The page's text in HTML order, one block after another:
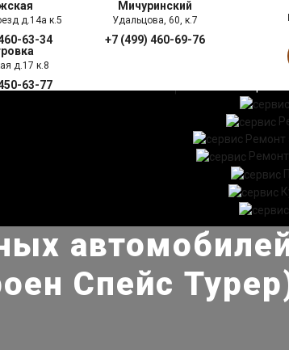
д.14а к.5
63-34
Мичуринский
Удальцова, 60, к.7
+7 (499) 460-69-76
д.17 к.8
63-77ПРАЙС ЛИСТ
Ремонт
Спейс